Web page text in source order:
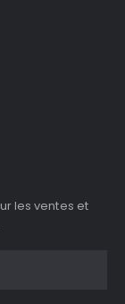
les ventes et